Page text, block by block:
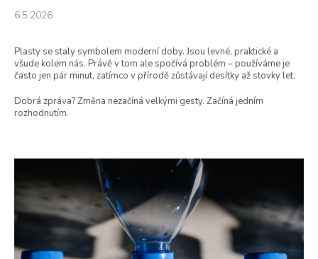
6.5.2026
Plasty se staly symbolem moderní doby. Jsou levné, praktické a
všude kolem nás. Právě v tom ale spočívá problém – používáme je
často jen pár minut, zatímco v přírodě zůstávají desítky až stovky let.
Dobrá zpráva? Změna nezačíná velkými gesty. Začíná jedním
rozhodnutím.